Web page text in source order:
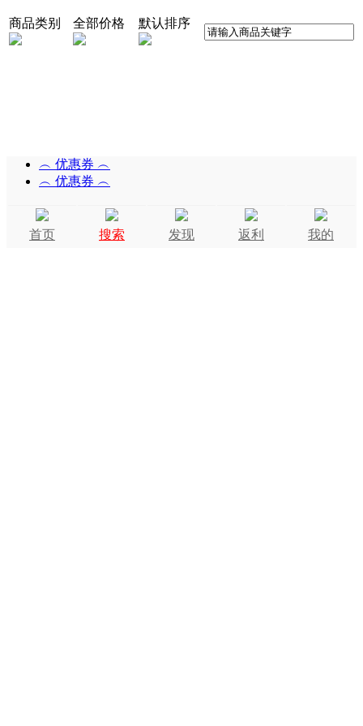
商品类别 全部价格 默认排序
︵ 优惠券 ︵
︵ 优惠券 ︵
首页 搜索 发现 返利 我的